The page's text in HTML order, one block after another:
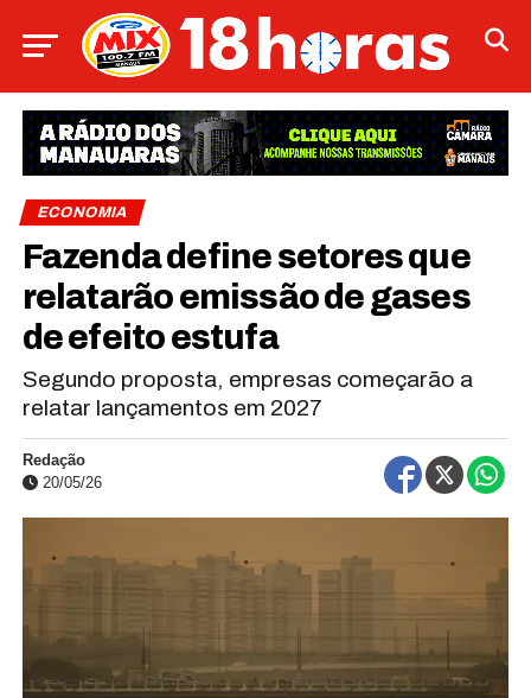
ECONOMIA
Fazenda define setores que
relatarão emissão de gases
de efeito estufa
Segundo proposta, empresas começarão a
relatar lançamentos em 2027
Redação
20/05/26